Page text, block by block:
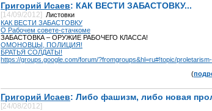
Григорий Исаев: КАК ВЕСТИ ЗАБАСТОВКУ...
[14/09/2012]
Листовки
КАК ВЕСТИ ЗАБАСТОВКУ
О Рабочем совете-стачкоме
ЗАБАСТОВКА – ОРУЖИЕ РАБОЧЕГО КЛАССА!
ОМОНОВЦЫ, ПОЛИЦИЯ!
БРАТЬЯ СОЛДАТЫ!
https://groups.google.com/forum/?fromgroups&hl=ru#!topic/
(
Григорий Исаев: Либо фашизм, либо новая
[24/08/2012]